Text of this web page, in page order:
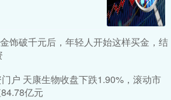
饰破千元后，年轻人开始这样买金，结
户 天康生物收盘下跌1.90%，滚动市
亿元